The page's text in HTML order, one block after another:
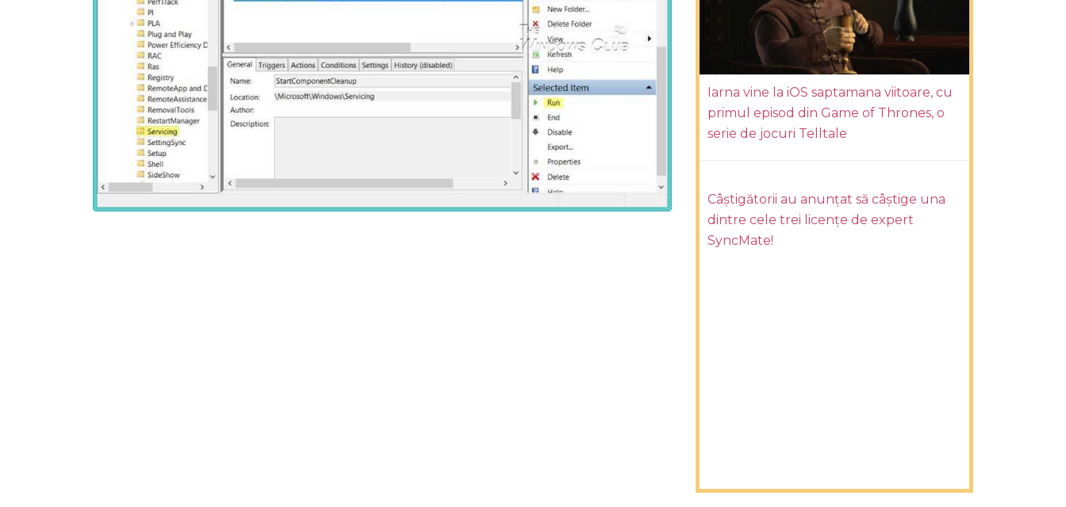
Iarna vine la iOS saptamana viitoare, cu
primul episod din Game of Thrones, o
serie de jocuri Telltale
Câștigătorii au anunțat să câștige una
dintre cele trei licențe de expert
SyncMate!